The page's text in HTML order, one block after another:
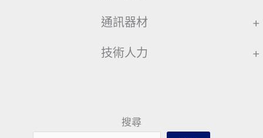
通訊器材 +
技術人力 +
搜尋